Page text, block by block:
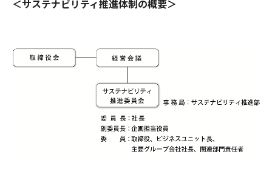
＜サステナビリティ推進体制の概要＞